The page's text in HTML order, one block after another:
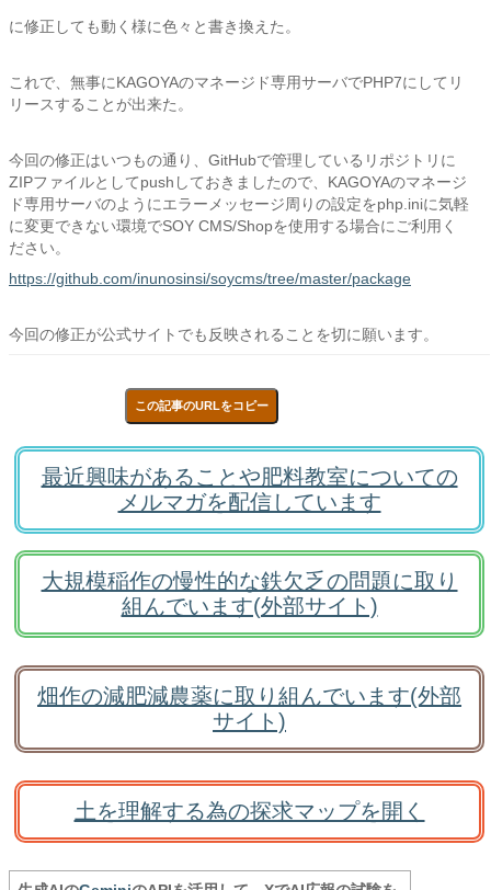
に修正しても動く様に色々と書き換えた。
これで、無事にKAGOYAのマネージド専用サーバでPHP7にしてリ
リースすることが出来た。
今回の修正はいつもの通り、GitHubで管理しているリポジトリに
ZIPファイルとしてpushしておきましたので、KAGOYAのマネージ
ド専用サーバのようにエラーメッセージ周りの設定をphp.iniに気軽
に変更できない環境でSOY CMS/Shopを使用する場合にご利用く
ださい。
https://github.com/inunosinsi/soycms/tree/master/package
今回の修正が公式サイトでも反映されることを切に願います。
この記事のURLをコピー
最近興味があることや肥料教室についての
メルマガを配信しています
大規模稲作の慢性的な鉄欠乏の問題に取り
組んでいます(外部サイト)
畑作の減肥減農薬に取り組んでいます(外部
サイト)
土を理解する為の探求マップを開く